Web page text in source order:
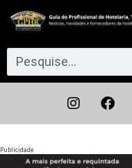
Publicidade